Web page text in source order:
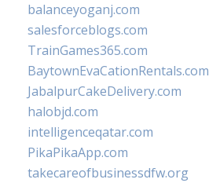
balanceyoganj.com
salesforceblogs.com
TrainGames365.com
BaytownEvaCationRentals.com
JabalpurCakeDelivery.com
halobjd.com
intelligenceqatar.com
PikaPikaApp.com
takecareofbusinessdfw.org